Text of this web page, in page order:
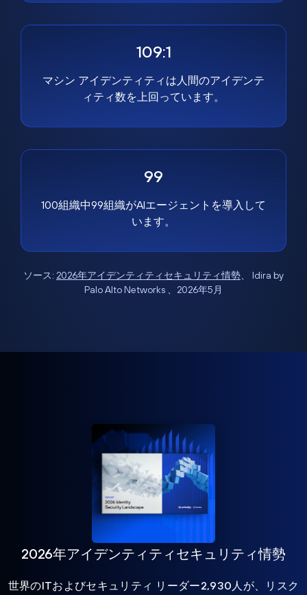
109:1
マシン アイデンティティは人間のアイデンテ
ィティ数を上回っています。
99
100組織中99組織がAIエージェントを導入して
います。
ソース: 2026年アイデンティティセキュリティ情勢、 Idira by
Palo Alto Networks 、2026年5月
2026年アイデンティティセキュリティ情勢
世界のITおよびセキュリティ リーダー2,930人が、リスク